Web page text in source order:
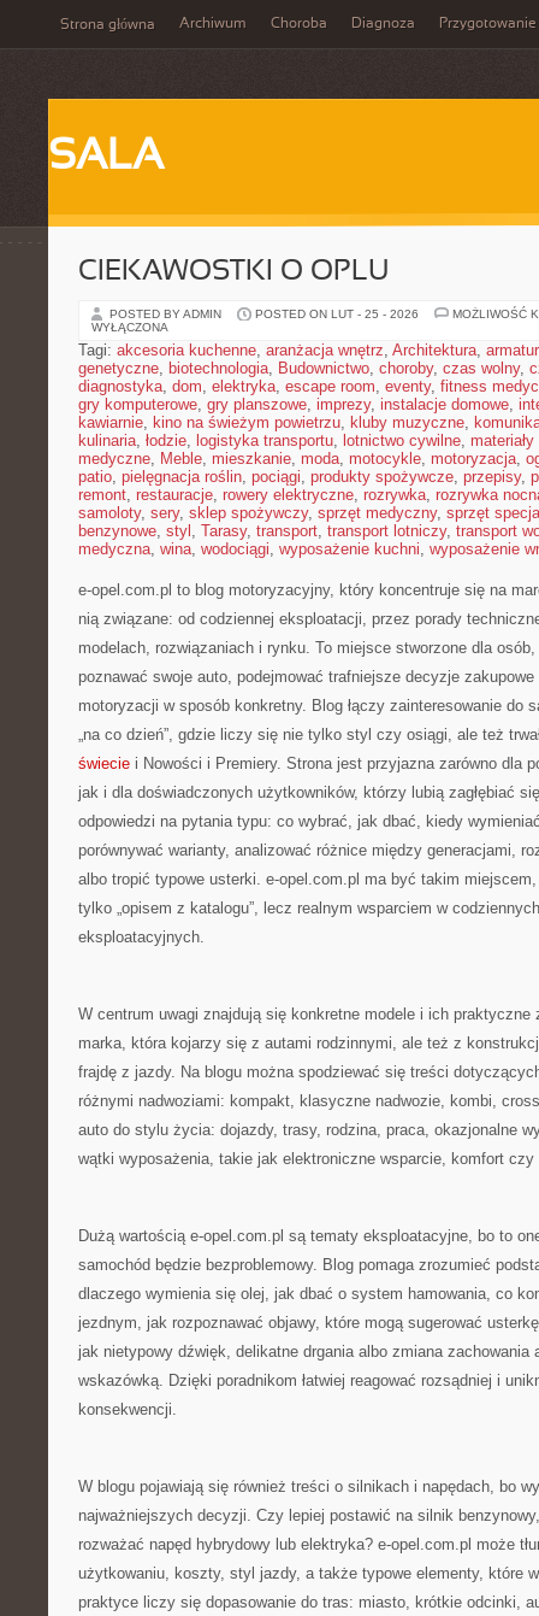
Strona główna Archiwum Choroba Diagnoza Przygotowanie
SALA
CIEKAWOSTKI O OPLU
POSTED BY ADMIN POSTED ON LUT - 25 - 2026
MOŻLIWOŚĆ
WYŁĄCZONA
Tagi: akcesoria kuchenne, aranżacja wnętrz, Architektura,
genetyczne, biotechnologia, Budownictwo, choroby, czas wolny,
diagnostyka, dom, elektryka, escape room, eventy, fitness
gry komputerowe, gry planszowe, imprezy, instalacje domowe,
kawiarnie, kino na świeżym powietrzu, kluby muzyczne,
kulinaria, łodzie, logistyka transportu, lotnictwo cywilne,
medyczne, Meble, mieszkanie, moda, motocykle, motoryzacja,
patio, pielęgnacja roślin, pociągi, produkty spożywcze, przepisy,
remont, restauracje, rowery elektryczne, rozrywka, rozrywka
samoloty, sery, sklep spożywczy, sprzęt medyczny, sprzęt
benzynowe, styl , Tarasy, transport, transport lotniczy, transport
medyczna, wina, wodociągi, wyposażenie kuchni, wyposażenie
e-opel.com.pl to blog motoryzacyjny, który koncentruje się na
nią związane: od codziennej eksploatacji, przez porady
modelach, rozwiązaniach i rynku. To miejsce stworzone dla
poznawać swoje auto, podejmować trafniejsze decyzje
motoryzacji w sposób konkretny. Blog łączy zainteresowanie do
„na co dzień”, gdzie liczy się nie tylko styl czy osiągi, ale też
świecie i Nowości i Premiery. Strona jest przyjazna zarówno dla
jak i dla doświadczonych użytkowników, którzy lubią zagłębiać
odpowiedzi na pytania typu: co wybrać, jak dbać, kiedy
porównywać warianty, analizować różnice między generacjami,
albo tropić typowe usterki. e-opel.com.pl ma być takim
tylko „opisem z katalogu”, lecz realnym wsparciem w
eksploatacyjnych.
W centrum uwagi znajdują się konkretne modele i ich praktyczne
marka, która kojarzy się z autami rodzinnymi, ale też z
frajdę z jazdy. Na blogu można spodziewać się treści
różnymi nadwoziami: kompakt, klasyczne nadwozie, kombi,
auto do stylu życia: dojazdy, trasy, rodzina, praca, okazjonalne
wątki wyposażenia, takie jak elektroniczne wsparcie, komfort czy
Dużą wartością e-opel.com.pl są tematy eksploatacyjne, bo to
samochód będzie bezproblemowy. Blog pomaga zrozumieć
dlaczego wymienia się olej, jak dbać o system hamowania, co
jezdnym, jak rozpoznawać objawy, które mogą sugerować
jak nietypowy dźwięk, delikatne drgania albo zmiana zachowania
wskazówką. Dzięki poradnikom łatwiej reagować rozsądniej i
konsekwencji.
W blogu pojawiają się również treści o silnikach i napędach, bo
najważniejszych decyzji. Czy lepiej postawić na silnik
rozważać napęd hybrydowy lub elektryka? e-opel.com.pl może
użytkowaniu, koszty, styl jazdy, a także typowe elementy, które
praktyce liczy się dopasowanie do tras: miasto, krótkie odcinki,